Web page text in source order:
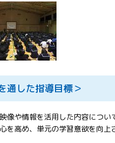
通した指導目標＞
像や情報を活用した内容につ
を高め、単元の学習意欲を向上